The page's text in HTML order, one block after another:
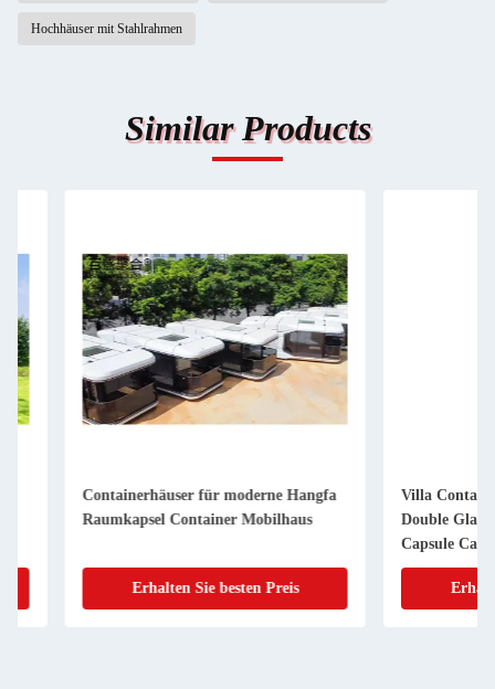
Hochhäuser mit Stahlrahmen
Similar Products
Containerhäuser für moderne Hangfa
Raumkapsel Container Mobilhaus
Erhalten Sie besten Preis
Villa Container
Double Glazing
Capsule Cabin
einer kleinen
von Villa Container.
Erhalten Sie